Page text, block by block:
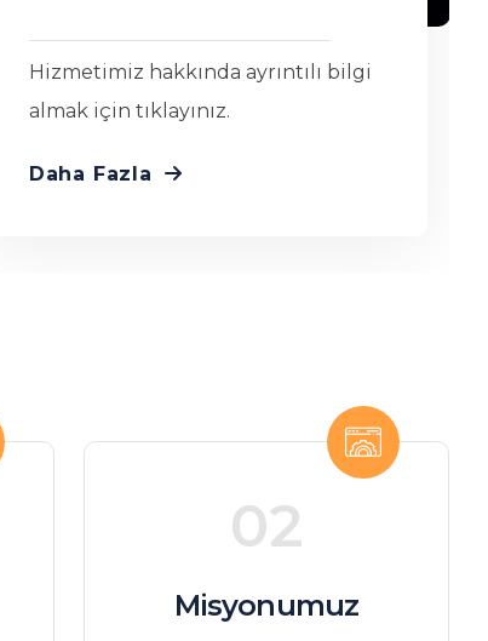
Hizmetimiz hakkında ayrıntılı bilgi
almak için tıklayınız.
Daha Fazla
02
Misyonumuz